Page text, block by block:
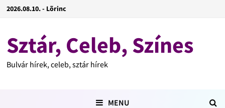
2026.08.10. - Lõrinc
Sztár, Celeb, Színes
Bulvár hírek, celeb, sztár hírek
MENU